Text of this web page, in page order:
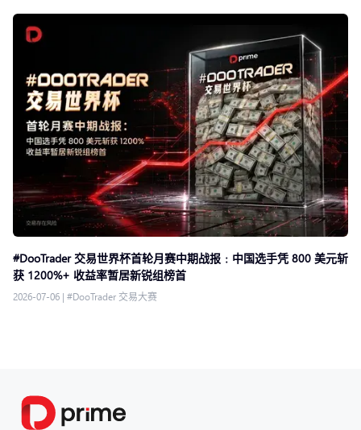
#DooTrader 交易世界杯首轮月赛中期战报﹕中国选手凭 800 美元斩
获 1200%+ 收益率暂居新锐组榜首
2026-07-06 | #DooTrader 交易大赛